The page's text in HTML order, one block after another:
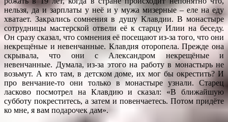
нельзя, да и зарплаты у неё и у мужа мизерные – еле на еду
хватает. Закрались сомнения в душу Клавдии. В монастыре
сотрудницы мастерской отвели её к старцу Илии на беседу.
Он сразу сказал, что сомнения её посещают из-за того, что они
некрещёные и невенчанные. Клавдия оторопела. Прежде она
скрывала, что они с Александром некрещёные и
невенчанные. Думала, из-за этого на работу в монастырь не
возьмут. А кто там, в детском доме, их мог бы окрестить? И
про венчание-то они только в монастыре узнали. Старец
ласково посмотрел на Клавдию и сказал: «В ближайшую
субботу покреститесь, а затем и повенчаетесь. Потом придёте
ко мне, я вам подарочек дам».